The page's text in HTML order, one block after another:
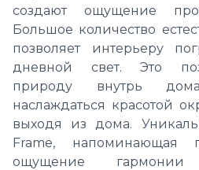
создают ощущение
Большое количество
позволяет интерьеру
дневной свет. Это
природу внутрь
наслаждаться красотой
выходя из дома.
Frame, напоминающая
ощущение